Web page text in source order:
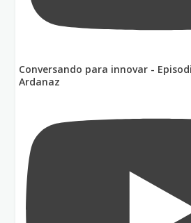
Conversando para innovar -
Ardanaz